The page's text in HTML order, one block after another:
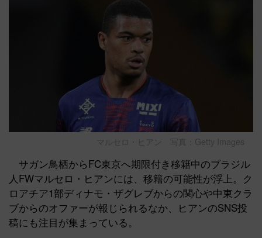
マルセロ・ヒアン 写真：Getty Images
サガン鳥栖からFC東京へ期限付き移籍中のブラジル
人FWマルセロ・ヒアンには、移籍の可能性が浮上。ク
ロアチア1部ディナモ・ザグレブからの関心や中東クラ
ブからのオファーが報じられるなか、ヒアンのSNS投
稿にも注目が集まっている。